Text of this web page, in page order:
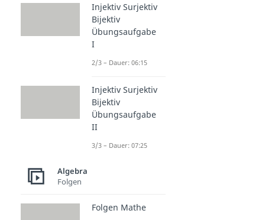
Injektiv Surjektiv
Bijektiv
Übungsaufgabe
I
2/3 – Dauer: 06:15
Injektiv Surjektiv
Bijektiv
Übungsaufgabe
II
3/3 – Dauer: 07:25
Algebra
Folgen
Folgen Mathe